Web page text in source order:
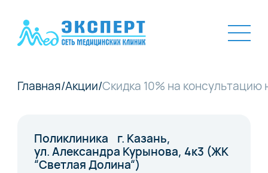
Главная/Акции/Скидка 10% на консультацию
Поликлиника г. Казань,
ул. Александра Курынова, 4к3 (ЖК
“Светлая Долина“)